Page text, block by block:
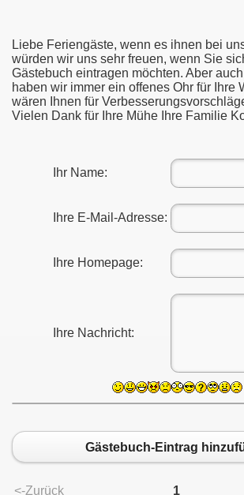
Liebe Feriengäste, wenn es ihnen bei
würden wir uns sehr freuen, wenn Sie
Gästebuch eintragen möchten. Aber
haben wir immer ein offenes Ohr für Ihre
wären Ihnen für
Vielen Dank für Ihre Mühe Ihre Familie
Ihr Name:
Ihre E-Mail-Adresse:
Ihre Homepage:
Ihre Nachricht:
Gästebuch-Eintrag
<-Zurück 1